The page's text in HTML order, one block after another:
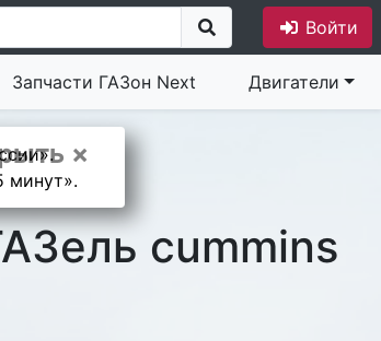
Войти
Запчасти ГАЗон Next Двигатели
×
минут».
cummins